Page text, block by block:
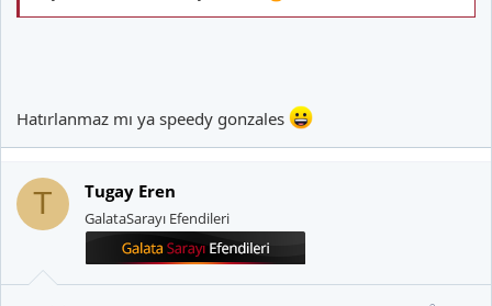
Hatırlanmaz mı ya speedy gonzales
T Tugay Eren
GalataSarayı Efendileri